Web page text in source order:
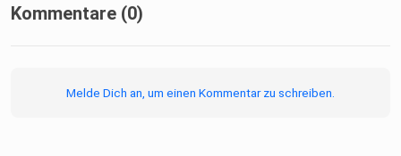
Kommentare (0)
Melde Dich an, um einen Kommentar zu schreiben.